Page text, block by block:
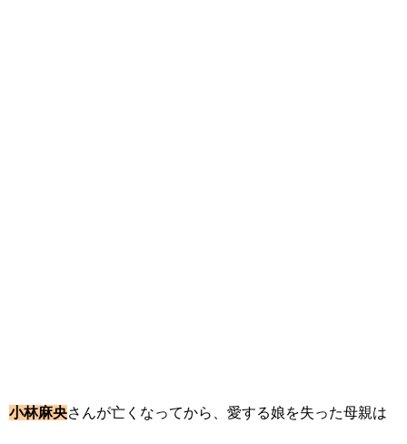
小林麻央さんが亡くなってから、愛する娘を失った母親は